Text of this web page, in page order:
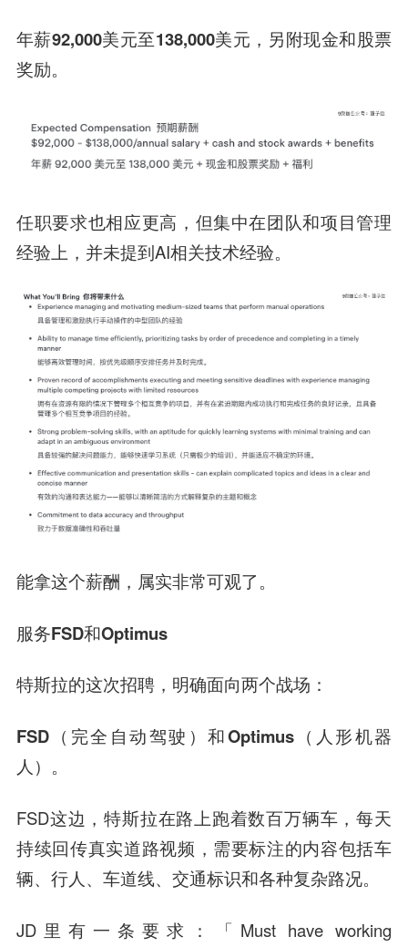
年薪92,000美元至138,000美元 ，另附现金和股票
奖励。
任职要求也相应更高，但集中在团队和项目管理
经验上，并未提到AI相关技术经验。
能拿这个薪酬，属实非常可观了。
服务FSD和Optimus
特斯拉的这次招聘，明确面向两个战场：
FSD（完全自动驾驶）和Optimus（人形机器
人）。
FSD这边，特斯拉在路上跑着数百万辆车，每天
持续回传真实道路视频，需要标注的内容包括车
辆、行人、车道线、交通标识和各种复杂路况。
JD里有一条要求：「Must have working